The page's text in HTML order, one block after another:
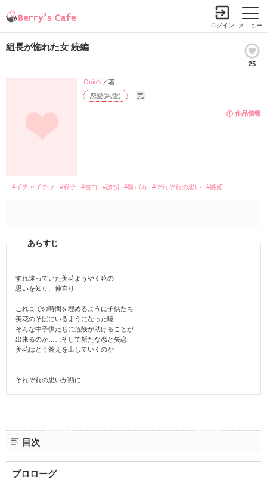
メニュー
ログイン
組長が惚れた女 続編
25
作品情報
恋愛(純愛) 完
QuinN ／著
#イチャイチャ #双子 #告白 #誘拐 #親バカ #ぞれぞれの思い #嫉妬
あらすじ
すれ違っていた美花ようやく暁の
思いを知り、仲直り
これまでの時間を埋めるように子供たち
美花のそばにいるようになった暁
そんな中子供たちに危険が助けることが
出来るのか……そして新たな恋と失恋
美花はどう答えを出していくのか
それぞれの思いが顕に……
目次
プロローグ